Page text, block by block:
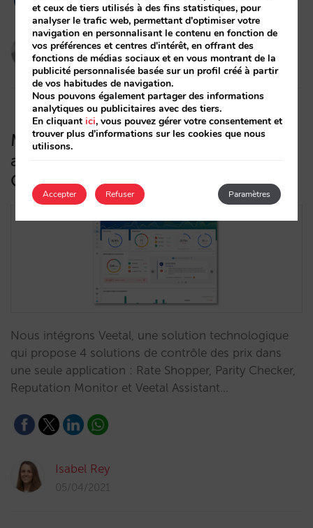
Pau Siquier
27/07/2021
Mirai s’intègre à Veetal pour vous
aider à contrôler votre parité sur
Google Hotel Ads
Nous intégrons Veetal, une solution technologique
qui propose 4 solutions de contrôle des prix dans
une seule application : Rate Shopper, Parity Checker,
Reputation Monitor et Veetal Assistant…
Isabel Rey
05/04/2021
et ceux de tiers utilisés à des fins statistiques, pour
analyser le trafic web, permettant d'optimiser votre
navigation en personnalisant le contenu en fonction de
vos préférences et centres d'intérêt, en offrant des
fonctions de médias sociaux et en vous montrant de la
publicité personnalisée basée sur un profil créé à partir
de vos habitudes de navigation.
Nous pouvons également partager des informations
analytiques ou publicitaires avec des tiers.
En cliquantici, vous pouvez gérer votre consentement et
trouver plus d'informations sur les cookies que nous
utilisons.
Accepter Paramètres
Refuser